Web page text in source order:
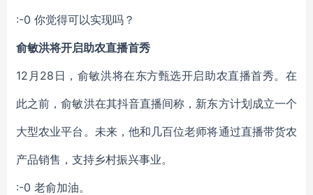
:-0 你觉得可以实现吗？
俞敏洪将开启助农直播首秀
12月28日，俞敏洪将在东方甄选开启助农直播首秀。在
此之前，俞敏洪在其抖音直播间称，新东方计划成立一个
大型农业平台。未来，他和几百位老师将通过直播带货农
产品销售，支持乡村振兴事业。
:-0 老俞加油。